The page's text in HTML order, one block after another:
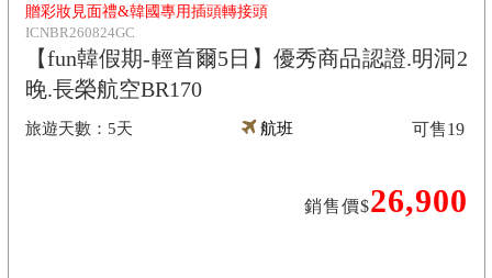
贈彩妝見面禮&韓國專用插頭轉接頭
ICNBR260824GC
【fun韓假期-輕首爾5日】優秀商品認證.明洞2
晚.長榮航空BR170
5天 航班
銷售價$26,900
可售19